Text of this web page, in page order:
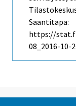
Saantitapa:
https://
08_2016-10-